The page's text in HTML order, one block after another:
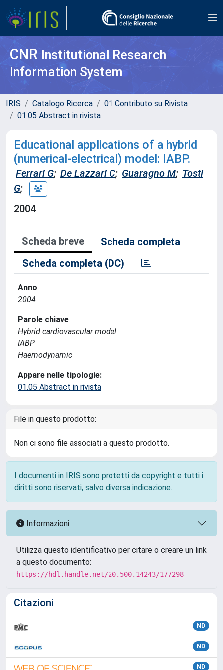
CNR Institutional Research
Information System
IRIS Catalogo Ricerca
01 Contributo su Rivista
01.05 Abstract in rivista
Educational applications of a hybrid
(numerical-electrical) model: IABP.
Ferrari G; De Lazzari C; Guaragno M; Tosti
G;
2004
Scheda breve
Scheda completa
Scheda completa (DC)
Anno
2004
Parole chiave
Hybrid cardiovascular model
IABP
Haemodynamic
Appare nelle tipologie:
01.05 Abstract in rivista
File in questo prodotto:
Non ci sono file associati a questo prodotto.
I documenti in IRIS sono protetti da copyright e tutti i
diritti sono riservati, salvo diversa indicazione.
Informazioni
Utilizza questo identificativo per citare o creare un link
a questo documento:
https://hdl.handle.net/20.500.14243/177298
Citazioni
ND
ND
ND